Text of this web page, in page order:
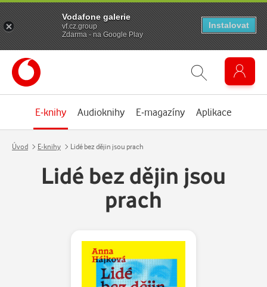
E-knihy Audioknihy E-magazíny Aplikace
Úvod E-knihy Lidé bez dějin jsou prach
Lidé bez dějin jsou
prach
Vodafone galerie
vf.cz.group
Zdarma - na Google Play
Instalovat